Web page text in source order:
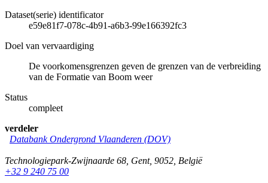
Dataset(serie) identificator
e59e81f7-078c-4b91-a6b3-99e166392fc3
Doel van vervaardiging
De voorkomensgrenzen geven de grenzen van de verbreiding
van de Formatie van Boom weer
Status
compleet
verdeler
Databank Ondergrond Vlaanderen (DOV)
Technologiepark-Zwijnaarde 68 Gent, 9052 België
+32 9 240 75 00